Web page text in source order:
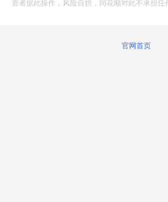
资者据此操作，风险自担，同花顺对此不承担
官网首页